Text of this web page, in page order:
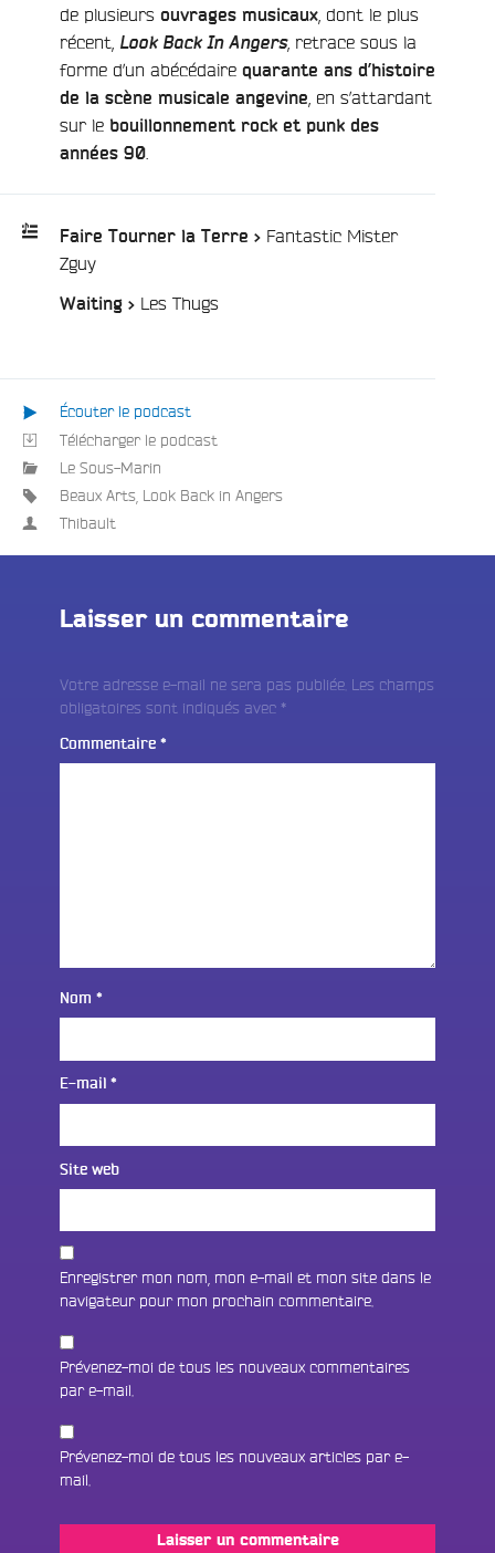
de plusieurs ouvrages musicaux , dont le plus
récent, Look Back In Angers, retrace sous la
forme d’un abécédaire quarante ans d’histoire
de la scène musicale angevine , en s’attardant
sur le bouillonnement rock et punk des
années 90
:
Faire Tourner la Terre > Fantastic Mister
Zguy/
Waiting > Les Thugs/
Écouter le podcast
Télécharger le podcast
Le Sous-Marin
Beaux Arts Look Back in Angers
Thibault
Laisser un commentaire
Votre adresse e-mail ne sera pas publiée. Les champs
obligatoires sont indiqués avec *
Commentaire *
Nom *
E-mail *
Site web
Enregistrer mon nom, mon e-mail et mon site dans le
navigateur pour mon prochain commentaire.
Prévenez-moi de tous les nouveaux commentaires
par e-mail.
Prévenez-moi de tous les nouveaux articles par e-
mail.